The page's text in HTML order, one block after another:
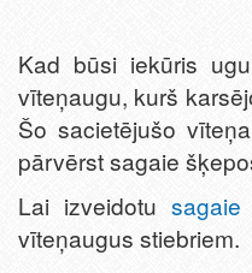
Kad būsi iekūris
vīteņaugu, kurš
Šo sacietējušo
pārvērst sagaie
Lai izveidotusagaie
vīteņaugus stiebriem.